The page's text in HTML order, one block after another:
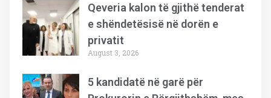
Qeveria kalon të gjithë tenderat
e shëndetësisë në dorën e
privatit
August 3, 2026
5 kandidatë në garë për